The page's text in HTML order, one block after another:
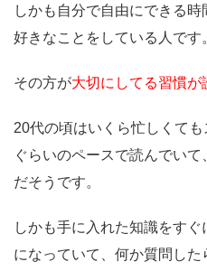
しかも自分で自由にできる
好きなことをしている人です
その方が大切にしてる習慣が
20代の頃はいくら忙しくて
ぐらいのペースで読んでい
だそうです。
しかも手に入れた知識をす
になっていて、何か質問し